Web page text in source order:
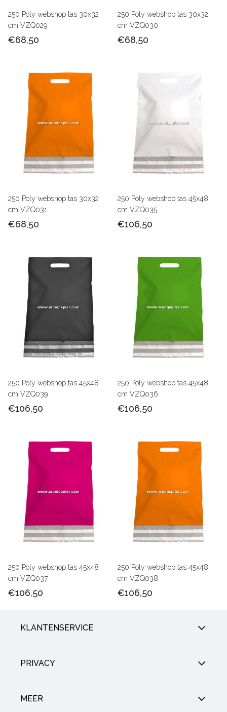
250 Poly webshop tas 30x32
cm VZQ029
€68,50
250 Poly webshop tas 30x32
cm VZQ030
€68,50
250 Poly webshop tas 30x32
cm VZQ031
€68,50
250 Poly webshop tas 45x48
cm VZQ035
€106,50
250 Poly webshop tas 45x48
cm VZQ039
€106,50
250 Poly webshop tas 45x48
cm VZQ036
€106,50
250 Poly webshop tas 45x48
cm VZQ037
€106,50
250 Poly webshop tas 45x48
cm VZQ038
€106,50
KLANTENSERVICE
PRIVACY
MEER